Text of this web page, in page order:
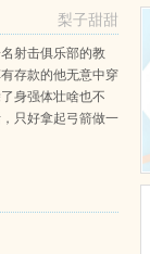
梨子甜甜
射击俱乐部的教
存款的他无意中穿
身强体壮啥也不
只好拿起弓箭做一